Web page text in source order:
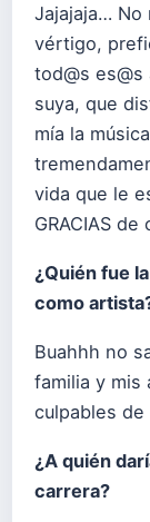
Jajajaja… No
vértigo,
tod@s
suya, que
mía la
vida que le
GRACIAS de
¿Quién fue
como
Buahhh no
familia y mis
culpables
¿A quién
carrera?